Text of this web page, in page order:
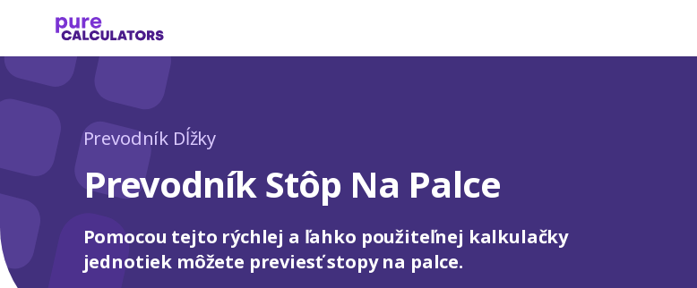
Prevodník Dĺžky
Prevodník Stôp Na Palce
Pomocou tejto rýchlej a ľahko použiteľnej kalkulačky
jednotiek môžete previesť stopy na palce.